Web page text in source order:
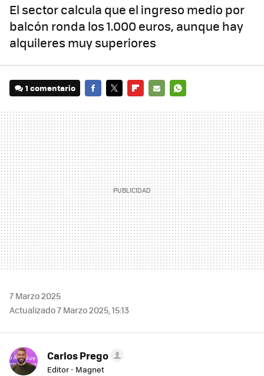
El sector calcula que el ingreso medio por
balcón ronda los 1.000 euros, aunque hay
alquileres muy superiores
1 comentario
MAIL
7 Marzo 2025
Actualizado 7 Marzo 2025, 15:13
Carlos Prego
Editor - Magnet